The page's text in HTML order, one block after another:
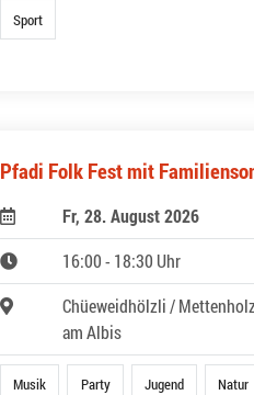
Sport
Pfadi Folk Fest mit
Fr, 28. August 2026
16:00 - 18:30 Uhr
Chüeweidhölzli /
am Albis
Musik Party Jugend Natur